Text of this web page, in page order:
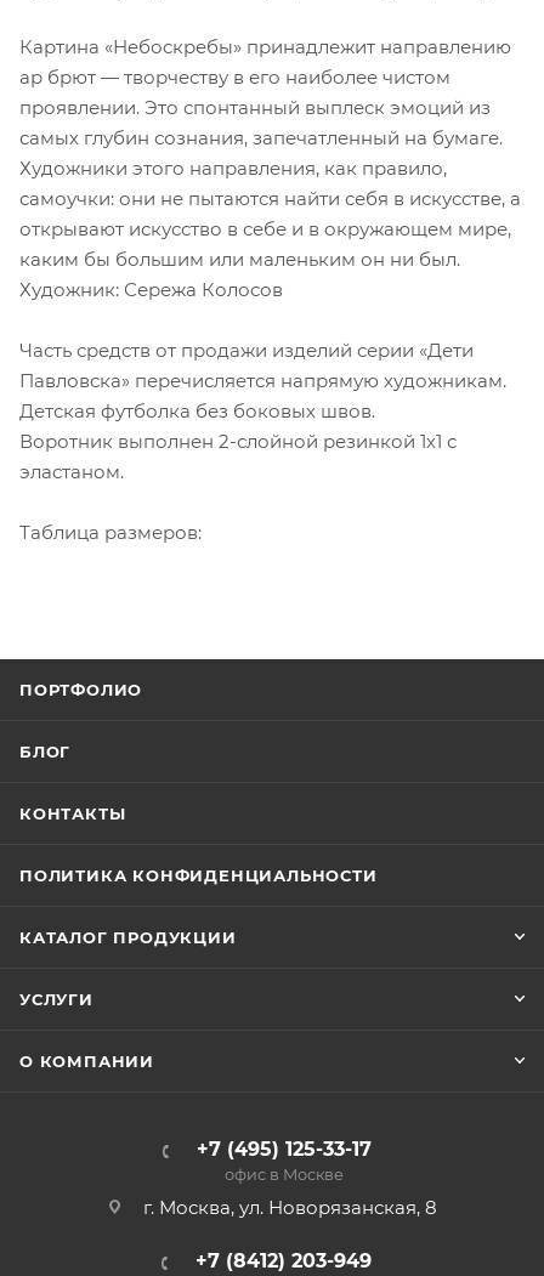
Картина «Небоскребы» принадлежит направлению
ар брют — творчеству в его наиболее чистом
проявлении. Это спонтанный выплеск эмоций из
самых глубин сознания, запечатленный на бумаге.
Художники этого направления, как правило,
самоучки: они не пытаются найти себя в искусстве, а
открывают искусство в себе и в окружающем мире,
каким бы большим или маленьким он ни был.
Художник: Сережа Колосов
Часть средств от продажи изделий серии «Дети
Павловска» перечисляется напрямую художникам.
Детская футболка без боковых швов.
Воротник выполнен 2-слойной резинкой 1х1 с
эластаном.
Таблица размеров:
ПОРТФОЛИО
БЛОГ
КОНТАКТЫ
ПОЛИТИКА КОНФИДЕНЦИАЛЬНОСТИ
КАТАЛОГ ПРОДУКЦИИ
УСЛУГИ
О КОМПАНИИ
+7 (495) 125-33-17
офис в Москве
г. Москва, ул. Новорязанская, 8
+7 (8412) 203-949